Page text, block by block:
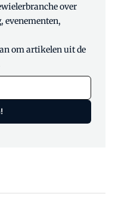
over
evenementen,
om artikelen uit de